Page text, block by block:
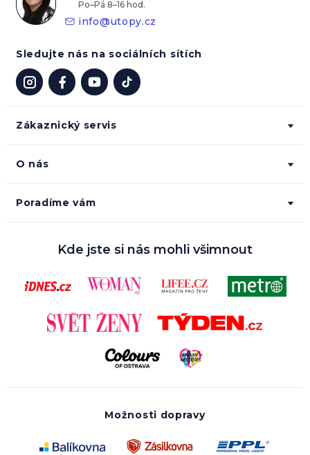
Zákaznický servis
O nás
Poradíme vám
info@utopy.cz
Sledujte nás na sociálních sítích
Kde jste si nás mohli všimnout
Možnosti dopravy